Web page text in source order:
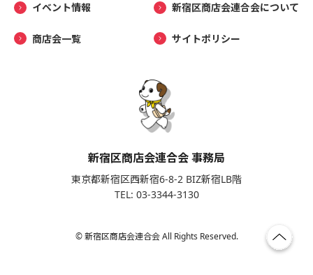
イベント情報 新宿区商店会連合会について
商店会一覧 サイトポリシー
新宿区商店会連合会 事務局
東京都新宿区西新宿6-8-2 BIZ新宿LB階
TEL: 03-3344-3130
© 新宿区商店会連合会 All Rights Reserved.